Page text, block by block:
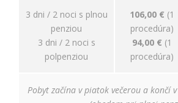
3 dni / 2 noci s plnou
penziou
3 dni / 2 noci s
polpenziou
106,00 € (1
procedúra)
94,00 € (1
procedúra)
Pobyt začína v piatok večerou a končí
Marketing
Používame
zobrazovanie